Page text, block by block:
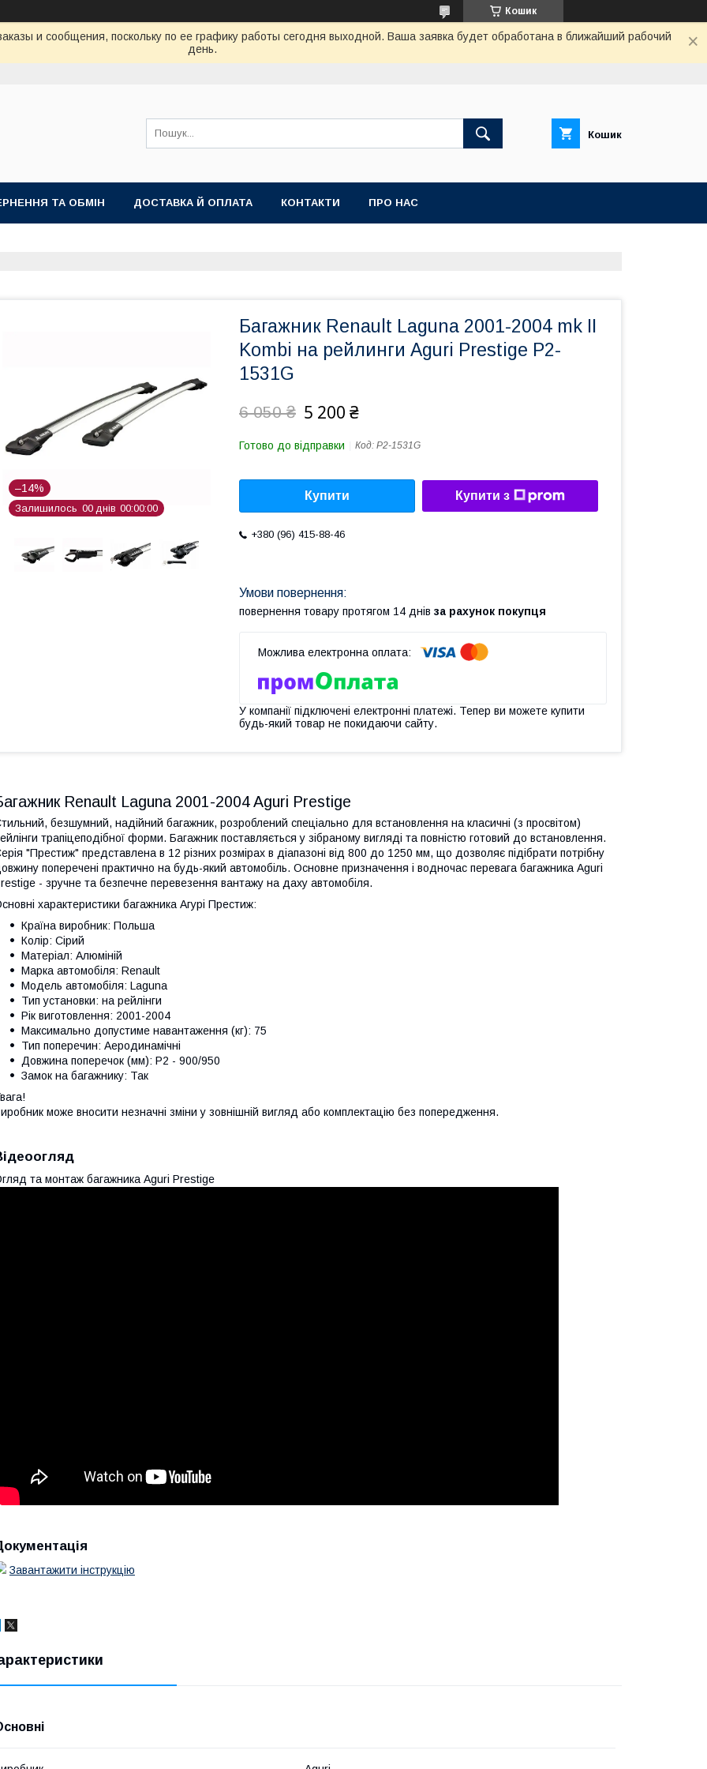
Кошик
и сообщения, поскольку по ее графику работы сегодня выходной. Ваша заявка будет обработана в ближайший рабочий
день.
Кошик
ТА ОБМІН ДОСТАВКА Й ОПЛАТА КОНТАКТИ ПРО НАС
–14%
Залишилось 00 днів 00 00 00
Багажник Renault Laguna 2001-2004 mk II
Kombi на рейлинги Aguri Prestige P2-
1531G
6 050 ₴ 5 200 ₴
Готово до відправки Код: P2-1531G
Купити Купити з
+380 (96) 415-88-46
повернення товару протягом 14 днів за рахунок покупця
У компанії підключені електронні платежі. Тепер ви можете купити
будь-який товар не покидаючи сайту.
Renault Laguna 2001-2004 Aguri Prestige
безшумний, надійний багажник, розроблений спеціально для встановлення на класичні (з просвітом)
трапіцеподібної форми. Багажник поставляється у зібраному вигляді та повністю готовий до встановлення.
"Престиж" представлена в 12 різних розмірах в діапазоні від 800 до 1250 мм, що дозволяє підібрати потрібну
поперечені практично на будь-який автомобіль. Основне призначення і водночас перевага багажника Aguri
- зручне та безпечне перевезення вантажу на даху автомобіля.
характеристики багажника Агурі Престиж:
Країна виробник: Польша
Колір: Сірий
Матеріал: Алюміній
Марка автомобіля: Renault
Модель автомобіля: Laguna
Тип установки: на рейлінги
Рік виготовлення: 2001-2004
Максимально допустиме навантаження (кг): 75
Тип поперечин: Аеродинамічні
Довжина поперечок (мм): P2 - 900/950
Замок на багажнику: Так
може вносити незначні зміни у зовнішній вигляд або комплектацію без попередження.
та монтаж багажника Aguri Prestige
Завантажити інструкцію